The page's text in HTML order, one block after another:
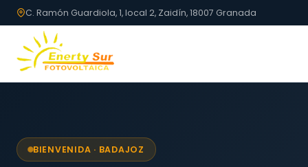
C. Ramón Guardiola, 1, local 2, Zaidín, 18007 Granada
BIENVENIDA · BADAJOZ